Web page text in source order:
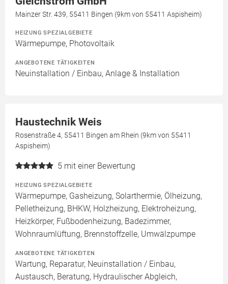
Mainzer Str. 439, 55411 Bingen (9km von 55411 Aspisheim)
HEIZUNG SPEZIALGEBIETE
Wärmepumpe, Photovoltaik
ANGEBOTENE TÄTIGKEITEN
Neuinstallation / Einbau, Anlage & Installation
Haustechnik Weis
Rosenstraße 4, 55411 Bingen am Rhein (9km von 55411
Aspisheim)
5 mit einer Bewertung
HEIZUNG SPEZIALGEBIETE
Wärmepumpe, Gasheizung, Solarthermie, Ölheizung,
Pelletheizung, BHKW, Holzheizung, Elektroheizung,
Heizkörper, Fußbodenheizung, Badezimmer,
Wohnraumlüftung, Brennstoffzelle, Umwälzpumpe
ANGEBOTENE TÄTIGKEITEN
Wartung, Reparatur, Neuinstallation / Einbau,
Austausch, Beratung, Hydraulischer Abgleich,